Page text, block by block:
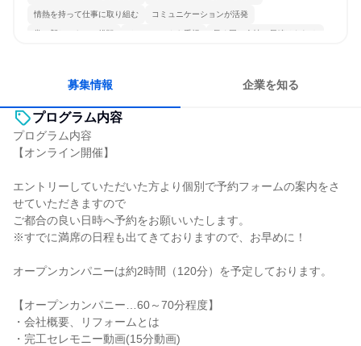
情熱を持って仕事に取り組む コミュニケーションが活発
常に新しいものに挑戦 チームワークを重視 長く同じ会社に居続けられる
募集情報 企業を知る
プログラム内容
プログラム内容
【オンライン開催】
エントリーしていただいた方より個別で予約フォームの案内をさ
せていただきますので
ご都合の良い日時へ予約をお願いいたします。
※すでに満席の日程も出てきておりますので、お早めに！
オープンカンパニーは約2時間（120分）を予定しております。
【オープンカンパニー…60～70分程度】
・会社概要、リフォームとは
・完工セレモニー動画(15分動画)